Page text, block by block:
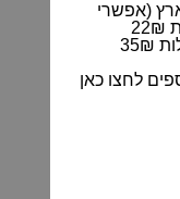
(אפשרי
לחצו כאן